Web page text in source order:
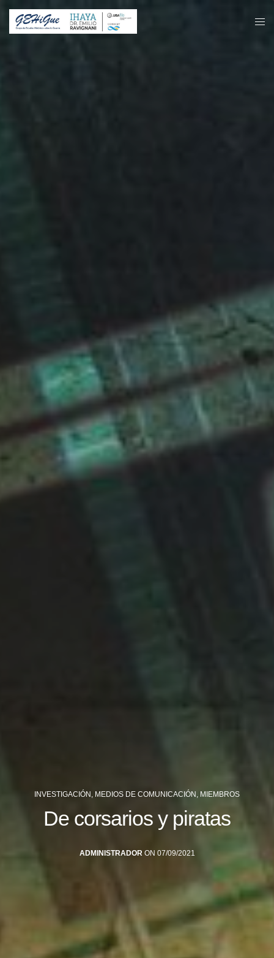
INVESTIGACIÓN , MEDIOS DE COMUNICACIÓN , MIEMBROS
De corsarios y piratas
ADMINISTRADORON 07/09/2021